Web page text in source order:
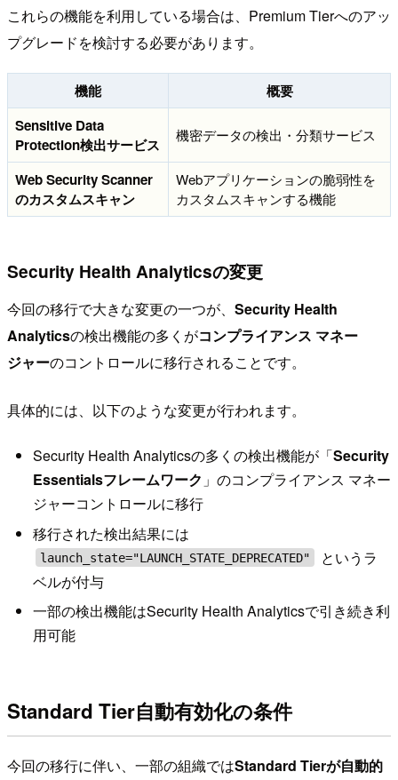
これらの機能を利用している場合は、Premium Tierへのアッ
プグレードを検討する必要があります。
機能
概要
Sensitive Data
Protection検出サービス
機密データの検出・分類サービス
Web Security Scanner
のカスタムスキャン
Webアプリケーションの脆弱性を
カスタムスキャンする機能
Security Health Analyticsの変更
今回の移行で大きな変更の一つが、 Security Health
Analyticsの検出機能の多くがコンプライアンス マネー
ジャーのコントロールに移行されることです。
具体的には、以下のような変更が行われます。
Security Health Analyticsの多くの検出機能が「Security
Essentialsフレームワーク 」のコンプライアンス マネー
ジャーコントロールに移行
移行された検出結果には
launch_state="LAUNCH_STATE_DEPRECATED"
というラ
ベルが付与
一部の検出機能はSecurity Health Analyticsで引き続き利
用可能
Standard Tier自動有効化の条件
今回の移行に伴い、一部の組織ではStandard Tierが自動的